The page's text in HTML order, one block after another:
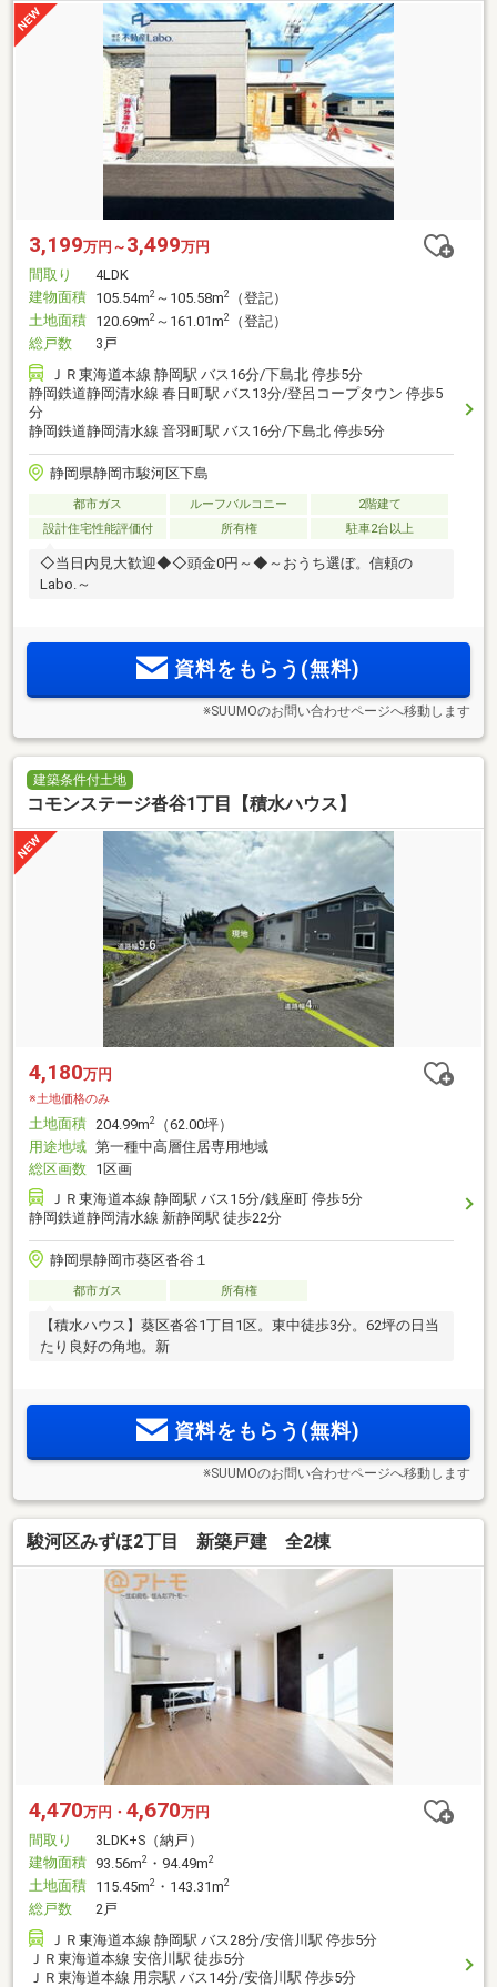
3,199万円～ 3,499万円
間取り
4LDK
建物面積 105.54m2 ～105.58m2
（登記）
土地面積 120.69m2 ～161.01m2
（登記）
総戸数
3戸
ＪＲ東海道本線 静岡駅 バス16分/下島北 停歩5分
静岡鉄道静岡清水線 春日町駅 バス13分/登呂コープタウン 停歩5
分
静岡鉄道静岡清水線 音羽町駅 バス16分/下島北 停歩5分
静岡県静岡市駿河区下島
都市ガス ルーフバルコニー
2階建て
設計住宅性能評価付
所有権 駐車2台以上
◇当日内見大歓迎◆◇頭金0円～◆～おうち選ぼ。信頼の
Labo.～
資料をもらう(無料)
※SUUMOのお問い合わせページへ移動します
建築条件付土地
コモンステージ沓谷1丁目【積水ハウス】
4,180万円
※土地価格のみ
土地面積 204.99m2
（62.00坪）
用途地域 第一種中高層住居専用地域
総区画数 1区画
ＪＲ東海道本線 静岡駅 バス15分/銭座町 停歩5分
静岡鉄道静岡清水線 新静岡駅 徒歩22分
静岡県静岡市葵区沓谷１
都市ガス 所有権
【積水ハウス】葵区沓谷1丁目1区。東中徒歩3分。62坪の日当
たり良好の角地。新
資料をもらう(無料)
※SUUMOのお問い合わせページへ移動します
駿河区みずほ2丁目 新築戸建 全2棟
4,470万円・ 4,670万円
間取り
3LDK+S（納戸）
建物面積 93.56m2 ・94.49m2
土地面積 115.45m2 ・143.31m2
総戸数
2戸
ＪＲ東海道本線 静岡駅 バス28分/安倍川駅 停歩5分
ＪＲ東海道本線 安倍川駅 徒歩5分
ＪＲ東海道本線 用宗駅 バス14分/安倍川駅 停歩5分